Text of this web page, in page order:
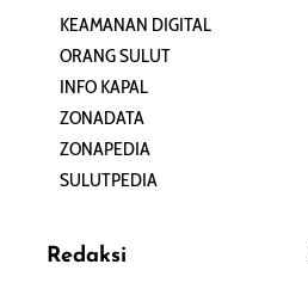
KEAMANAN DIGITAL
ORANG SULUT
INFO KAPAL
ZONADATA
ZONAPEDIA
SULUTPEDIA
Redaksi